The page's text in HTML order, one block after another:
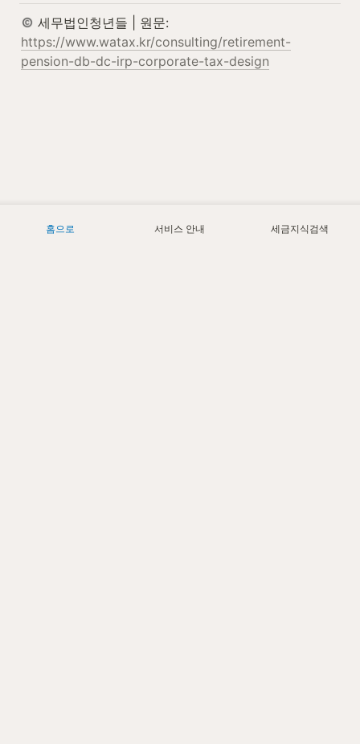
https://www.watax.kr/consulting/retirement-
pension-db-dc-irp-corporate-tax-design
홈으로 서비스 안내 세금지식검색